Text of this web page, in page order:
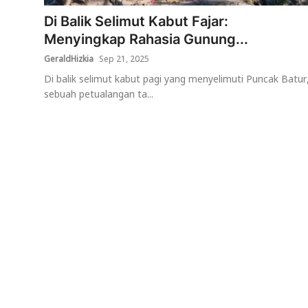
Usadha
Indonesia
Di Balik Selimut Kabut Fajar:
Menyingkap Rahasia Gunung...
GeraldHizkia Sep 21, 2025
Di balik selimut kabut pagi yang menyelimuti Puncak
sebuah petualangan ta...